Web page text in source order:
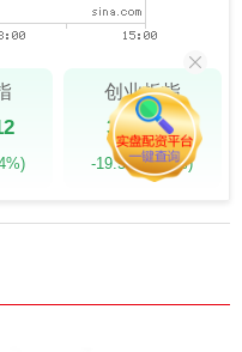
创业板指
3515.56
-19.58(-0.55%)